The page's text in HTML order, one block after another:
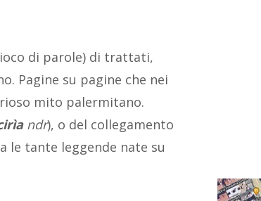
di parole) di trattati,
Pagine su pagine che nei
mito palermitano.
ndr), o del collegamento
le tante leggende nate su